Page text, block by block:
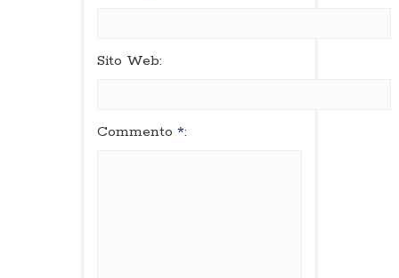
Sito Web:
Commento *: